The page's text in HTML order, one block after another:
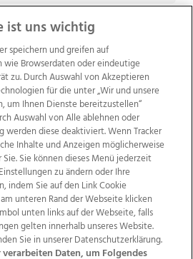
Kontakt
Jobs
AGB Anzeigekunden
Politische Werbung
ist uns wichtig
speichern und greifen auf
wie Browserdaten oder eindeutige
zu. Durch Auswahl von Akzeptieren
für die unter „Wir und unsere
um Ihnen Dienste bereitzustellen“
Auswahl von Alle ablehnen oder
werden diese deaktiviert. Wenn Tracker
Inhalte und Anzeigen möglicherweise
Sie können dieses Menü jederzeit
zu ändern oder Ihre
indem Sie auf den Link Cookie
unteren Rand der Webseite klicken
unten links auf der Webseite, falls
gelten innerhalb unseres Website.
Sie in unserer Datenschutzerklärung.
Daten, um Folgendes